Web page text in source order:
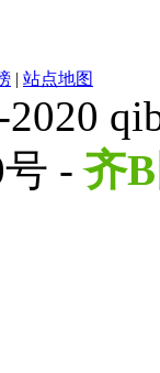
| 站点地图
号 -齐